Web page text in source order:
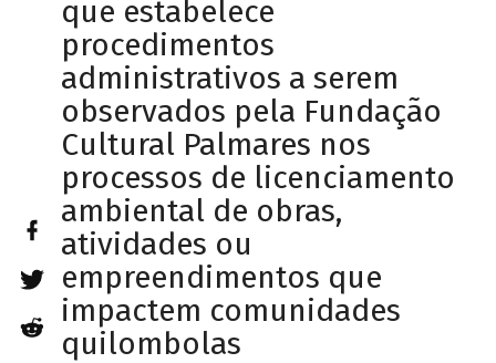
que estabelece
procedimentos
administrativos a serem
observados pela Fundação
Cultural Palmares nos
processos de licenciamento
ambiental de obras,
atividades ou
empreendimentos que
impactem comunidades
quilombolas